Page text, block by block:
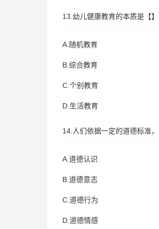
13.幼儿健康教育的本质是【】
A.随机教育
B.综合教育
C.个别教育
D.生活教育
14.人们依据一定的道德标准
A.道德认识
B.道德意志
C.道德行为
D.道德情感